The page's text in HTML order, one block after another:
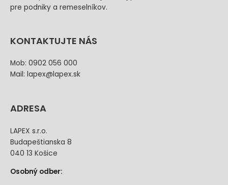
pre podniky a remeselníkov.
KONTAKTUJTE NÁS
Mob: 0902 056 000
Mail: lapex@lapex.sk
ADRESA
LAPEX s.r.o.
Budapeštianska 8
040 13 Košice
Osobný odber: